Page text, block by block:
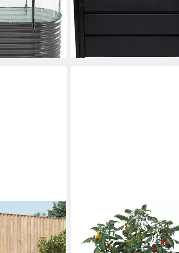
bei dir
69,49 € UVP79,90 €
lieferbar - in 3-4 Werktagen bei dir